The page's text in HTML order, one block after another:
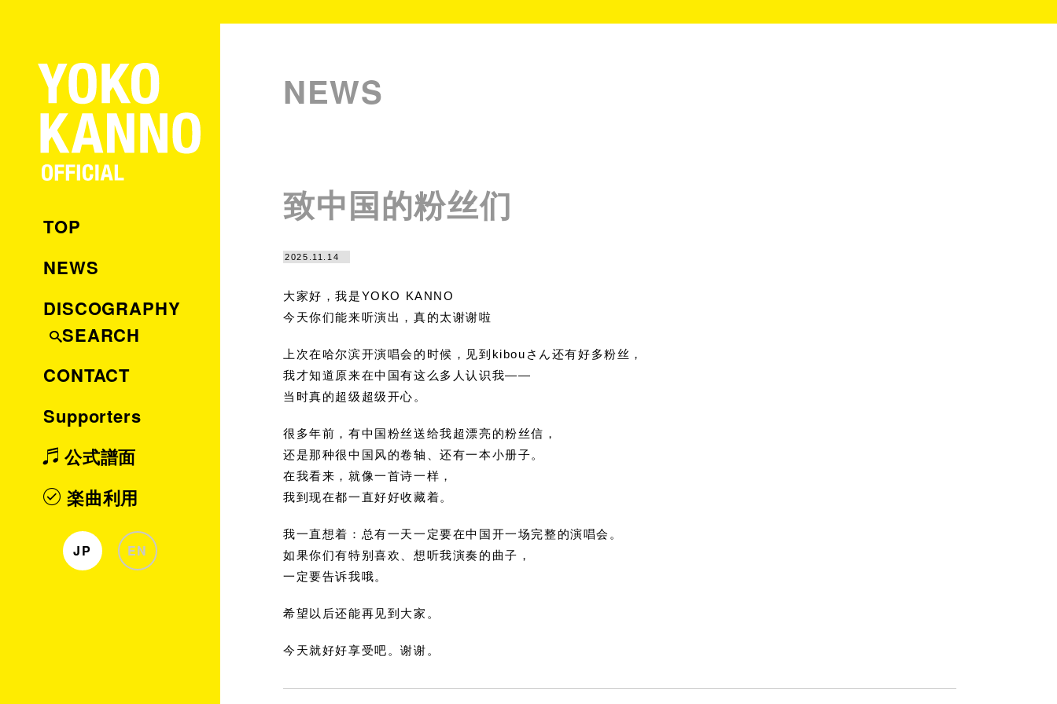
TOP
NEWS
DISCOGRAPHY
SEARCH
CONTACT
Supporters
公式譜面
楽曲利用
JP EN
NEWS
致中国的粉丝们
2025.11.14
大家好，我是YOKO KANNO
今天你们能来听演出，真的太谢谢啦
上次在哈尔滨开演唱会的时候，见到kibouさん还有好多粉丝，
我才知道原来在中国有这么多人认识我——
当时真的超级超级开心。
很多年前，有中国粉丝送给我超漂亮的粉丝信，
还是那种很中国风的卷轴、还有一本小册子。
在我看来，就像一首诗一样，
我到现在都一直好好收藏着。
我一直想着：总有一天一定要在中国开一场完整的演唱会。
如果你们有特别喜欢、想听我演奏的曲子，
一定要告诉我哦。
希望以后还能再见到大家。
今天就好好享受吧。谢谢。